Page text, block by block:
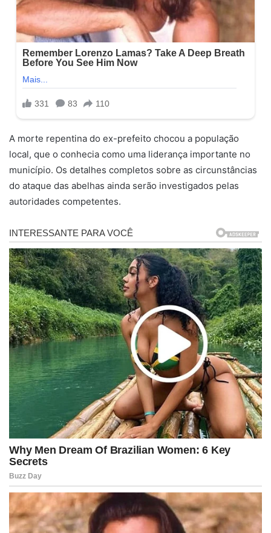
A morte repentina do ex-prefeito chocou a população
local, que o conhecia como uma liderança importante no
município. Os detalhes completos sobre as circunstâncias
do ataque das abelhas ainda serão investigados pelas
autoridades competentes.